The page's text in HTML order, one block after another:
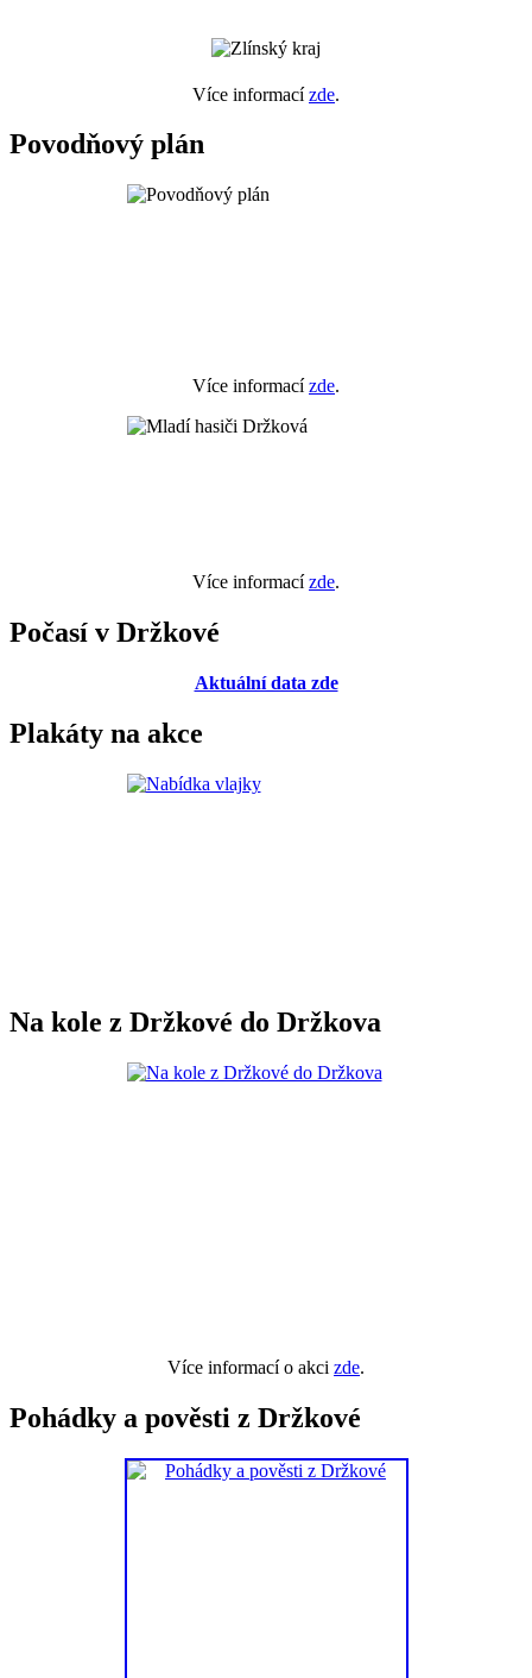
Více informacízde.
Povodňový plán
Více informacízde.
Více informacízde.
Počasí v Držkové
Aktuální data zde
Plakáty na akce
Na kole z Držkové do Držkova
Více informací o akci zde.
Pohádky a pověsti z Držkové